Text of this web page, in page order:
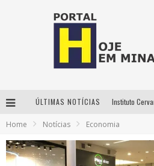
ÚLTIMAS NOTÍCIAS
Home Notícias Economia